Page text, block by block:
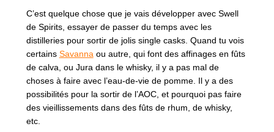
C’est quelque chose que je vais développer avec Swell
de Spirits, essayer de passer du temps avec les
distilleries pour sortir de jolis single casks. Quand tu vois
certains Savanna ou autre, qui font des affinages en fûts
de calva, ou Jura dans le whisky, il y a pas mal de
choses à faire avec l’eau-de-vie de pomme. Il y a des
possibilités pour la sortir de l’AOC, et pourquoi pas faire
des vieillissements dans des fûts de rhum, de whisky,
etc.